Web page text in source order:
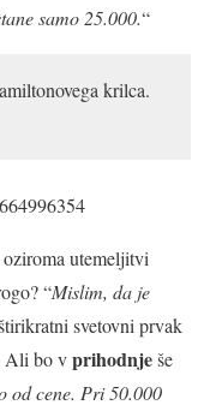
samo 25.000.“
krilca.
utemeljitvi
“Mislim, da je
svetovni prvak
Ali bo vprihodnješe
od cene. Pri 50.000